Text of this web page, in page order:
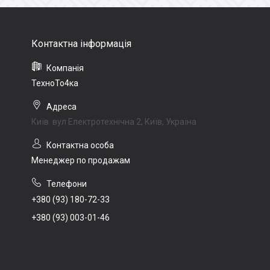
ТехноТо4ка
Київ. вул Електротехнічна 2, Київ, Україна
Менеджер по продажам
+380 (93) 180-72-33
+380 (93) 003-01-46